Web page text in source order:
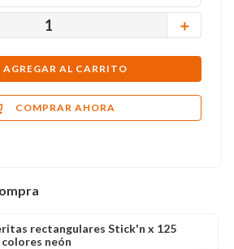
＋
AGREGAR AL CARRITO
COMPRAR AHORA
rectangulares Stick'n x 125
colores neón